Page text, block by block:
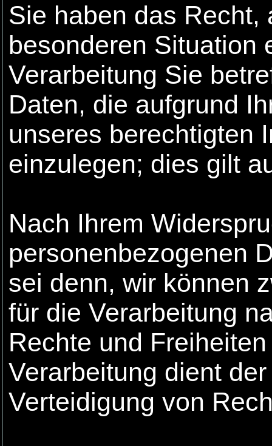
Sie haben das Recht,
besonderen Situation
Verarbeitung Sie
Daten, die aufgrund
unseres berechtigten
einzulegen; dies gilt
Nach Ihrem
personenbezogenen
sei denn, wir können
für die Verarbeitung
Rechte und
Verarbeitung dient
Verteidigung von